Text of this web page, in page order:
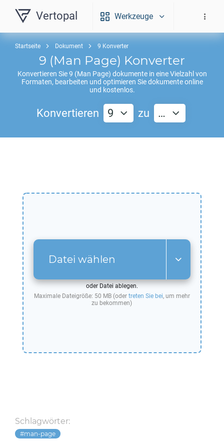
Vertopal Werkzeuge
Startseite Dokument 9 Konverter
9 (Man Page) Konverter
Konvertieren Sie9 (Man Page) dokumente in eine Vielzahl von
Formaten, bearbeiten und optimieren Sie dokumente online
und kostenlos.
Konvertieren 9 zu …
Datei wählen
oder Datei ablegen.
Maximale Dateigröße: 50 MB (oder treten Sie bei, um mehr
zu bekommen)
Schlagwörter:
man-page